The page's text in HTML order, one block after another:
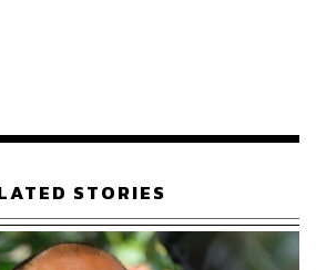
. เป็นความเคลื่อนทางบัญชี ไม่
STORIES